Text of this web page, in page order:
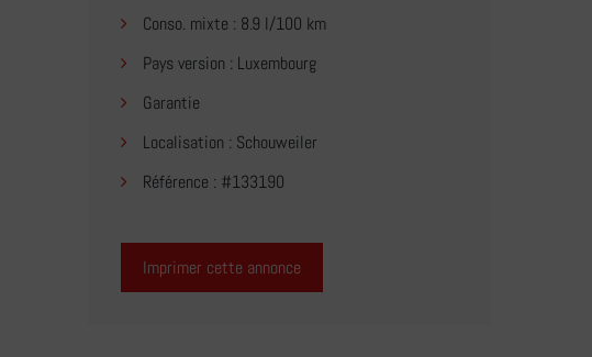
Conso. mixte : 8.9 l/100 km
Pays version : Luxembourg
Garantie
Localisation : Schouweiler
Référence : #133190
Imprimer cette annonce